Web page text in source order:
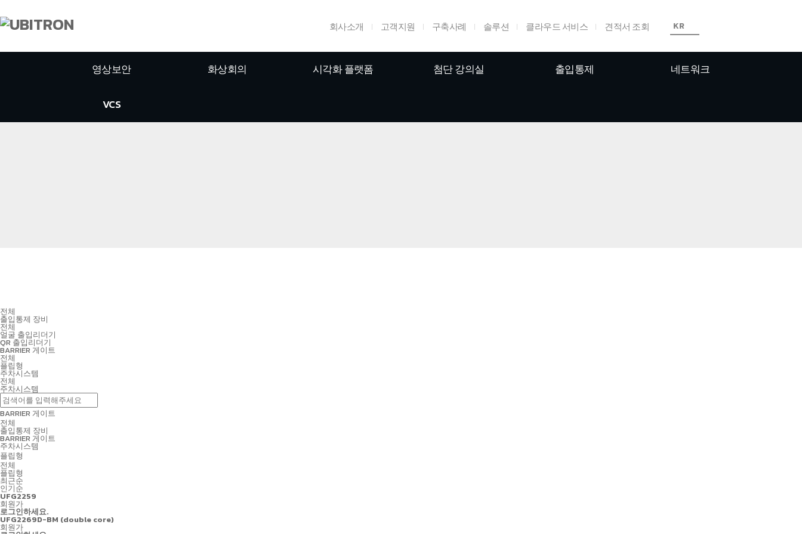
회사소개 고객지원 구축사례 솔루션 클라우드 서비스 견적서 조회 KR
영상보안 화상회의 시각화 플랫폼 첨단 강의실 출입통제 네트워크
VCS
전체
출입통제 장비
전체
얼굴 출입리더기
QR 출입리더기
BARRIER 게이트
전체
플립형
주차시스템
전체
주차시스템
BARRIER 게이트
전체
출입통제 장비
BARRIER 게이트
주차시스템
플립형
전체
플립형
최근순
인기순
UFG2259
회원가
로그인하세요.
UFG2269D-BM (double core)
회원가